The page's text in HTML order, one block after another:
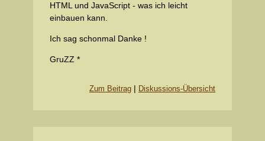
HTML und JavaScript - was ich leicht
einbauen kann.
Ich sag schonmal Danke !
GruZZ *
Zum Beitrag | Diskussions-Übersicht